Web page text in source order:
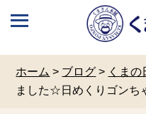
ホーム > ブログ > くまの
ました☆日めくりゴンち